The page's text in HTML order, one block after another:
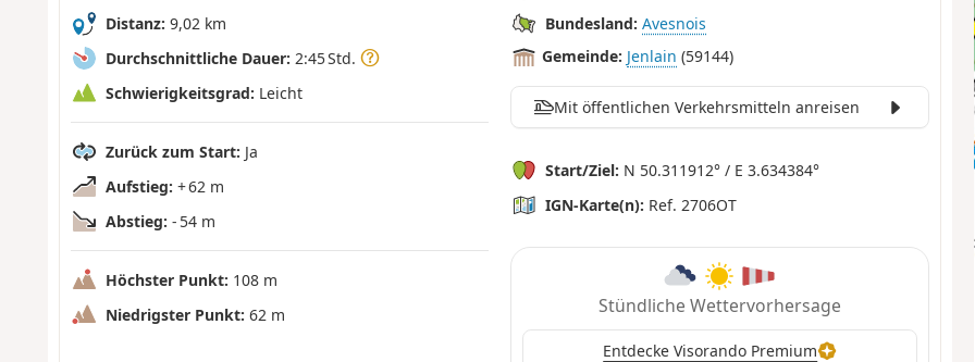
Distanz: 9,02 km
Durchschnittliche Dauer: 2:45 Std.
Schwierigkeitsgrad: Leicht
Zurück zum Start: Ja
Aufstieg: + 62 m
Abstieg: - 54 m
Höchster Punkt: 108 m
Niedrigster Punkt: 62 m
Bundesland: Avesnois
Gemeinde: Jenlain (59144)
Mit öffentlichen Verkehrsmitteln anreisen
Start/Ziel: N 50.311912° / E 3.634384°
IGN-Karte(n): Ref. 2706OT
Stündliche Wettervorhersage
Entdecke Visorando Premium